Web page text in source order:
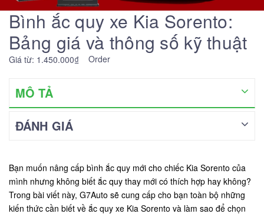
Bình ắc quy xe Kia Sorento:
Bảng giá và thông số kỹ thuật
Giá từ: 1.450.000₫ Order
MÔ TẢ
ĐÁNH GIÁ
Bạn muốn nâng cấp bình ắc quy mới cho chiếc Kia Sorento của
mình nhưng không biết ắc quy thay mới có thích hợp hay không?
Trong bài viết này, G7Auto sẽ cung cấp cho bạn toàn bộ những
kiến thức cần biết về ắc quy xe Kia Sorento và làm sao để chọn